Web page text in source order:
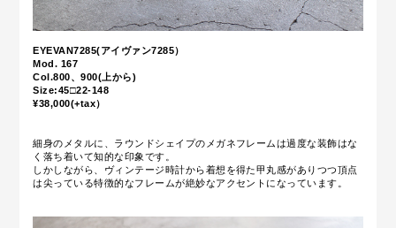
EYEVAN7285(アイヴァン7285）
Mod. 167
Col.800、900(上から)
Size:45□22-148
¥38,000(+tax）
細身のメタルに、ラウンドシェイプのメガネフレームは過度な装飾はな
く落ち着いて知的な印象です。
しかしながら、ヴィンテージ時計から着想を得た甲丸感がありつつ頂点
は尖っている特徴的なフレームが絶妙なアクセントになっています。